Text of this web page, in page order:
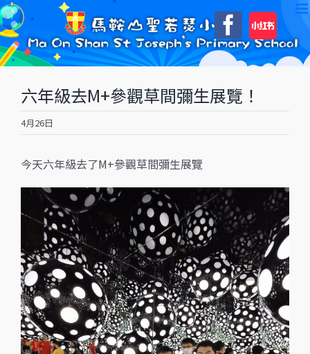
Skip
to
content
自
訂
六年級去M+參觀草間彌生展覽！
4月26日
今天六年級去了M+參觀草間彌生展覽